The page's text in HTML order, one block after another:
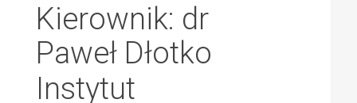
Kierownik: dr
Paweł Dłotko
Instytut